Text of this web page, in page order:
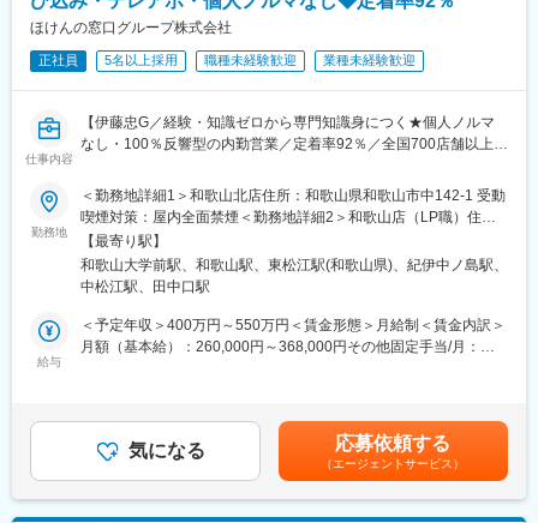
■働き方
在宅勤務からのリモート会議（担当代理店次第）やフレックス制
度、直行直帰も可です。転居の有無にかかわらず、3～5年に一度
転勤の可能性がございます。
■キャリアの選択肢
ジョブポスティング制度や自己申告制度など一人一人が主体的に
異動が実現しています。
変更の範囲：会社の定める業務（会社が出向を指示した場合は出
向先の定める業務となります）
・書類や契約書作成
・既存顧客への追販を中心とした損害保険や生命保険販売
（現在の営業形態はお客様からのご紹介メイン）
・顧客（法人／個人）との商談
・契約後顧客のフォローアップ
・提携代理店対応・交渉
■組織構成：
アットホームな社風で、経験豊富な先輩方が丁寧に教えてくださ
います。
■魅力：
・個人営業、法人営業の両方が経験できるため、スキルアップに
つながります！
育てしながら働く方を歓迎しております。
・頑張りは給与に反映します。一定期間に生命保険の新規を獲得
ほけんの窓口グループ株式会社
正社員 5名以上採用 職種未経験歓迎 業種未経験歓迎
仕事内容
【伊藤忠G／経験・知識ゼロから専門知識身につく★個人ノルマ
なし・100％反響型の内勤営業／定着率92％／全国700店舗以上展
伊藤忠商事グループの安定基盤のもと、TVCMでもおなじみの来
店型保険ショップ『ほけんの窓口』を展開する当社。
個人ノルマのない100％反響型営業のため、お客様一人ひとりに
じっくり向き合いながら、金融の専門知識を身につけて成長でき
る環境です。
約2か月の研修制度に加え、伊藤忠健康保険組合や企業型確定拠出
年金制度など福利厚生も充実。未経験からでも安心して長期的な
★個人ノルマなし！100％反響型営業／テレアポ・飛び込み営業
なし
★約2か月の充実研修／ブライダル・介護・アパレル・保育など未
勤務地
＜勤務地詳細1＞和歌山北店住所：和歌山県和歌山市中142-1 受動
喫煙対策：屋内全面禁煙＜勤務地詳細2＞和歌山店（LP職）住
所：和歌山県和歌山市黒田２５０ 勤務地最寄駅：和歌山駅受動喫
煙対策：屋内全面禁煙変更の範囲：会社の定める事業所
【最寄り駅】
和歌山大学前駅、和歌山駅、東松江駅(和歌山県)、紀伊中ノ島駅、
中松江駅、田中口駅
給与
＜予定年収＞400万円～550万円＜賃金形態＞月給制＜賃金内訳＞
月額（基本給）：260,000円～368,000円その他固定手当/月：
年収はあくまで一例であり、経験・能力を考慮のうえ決定します■
昇給：年1回（8月）■賞与：年2回（2月、8月）を含む賃金はあく
までも目安の金額であり、選考を通じて上下する可能性がありま
す。月給(月額)は固定手当を含めた表記です。
気になる 応募依頼する
（エージェントサービス）